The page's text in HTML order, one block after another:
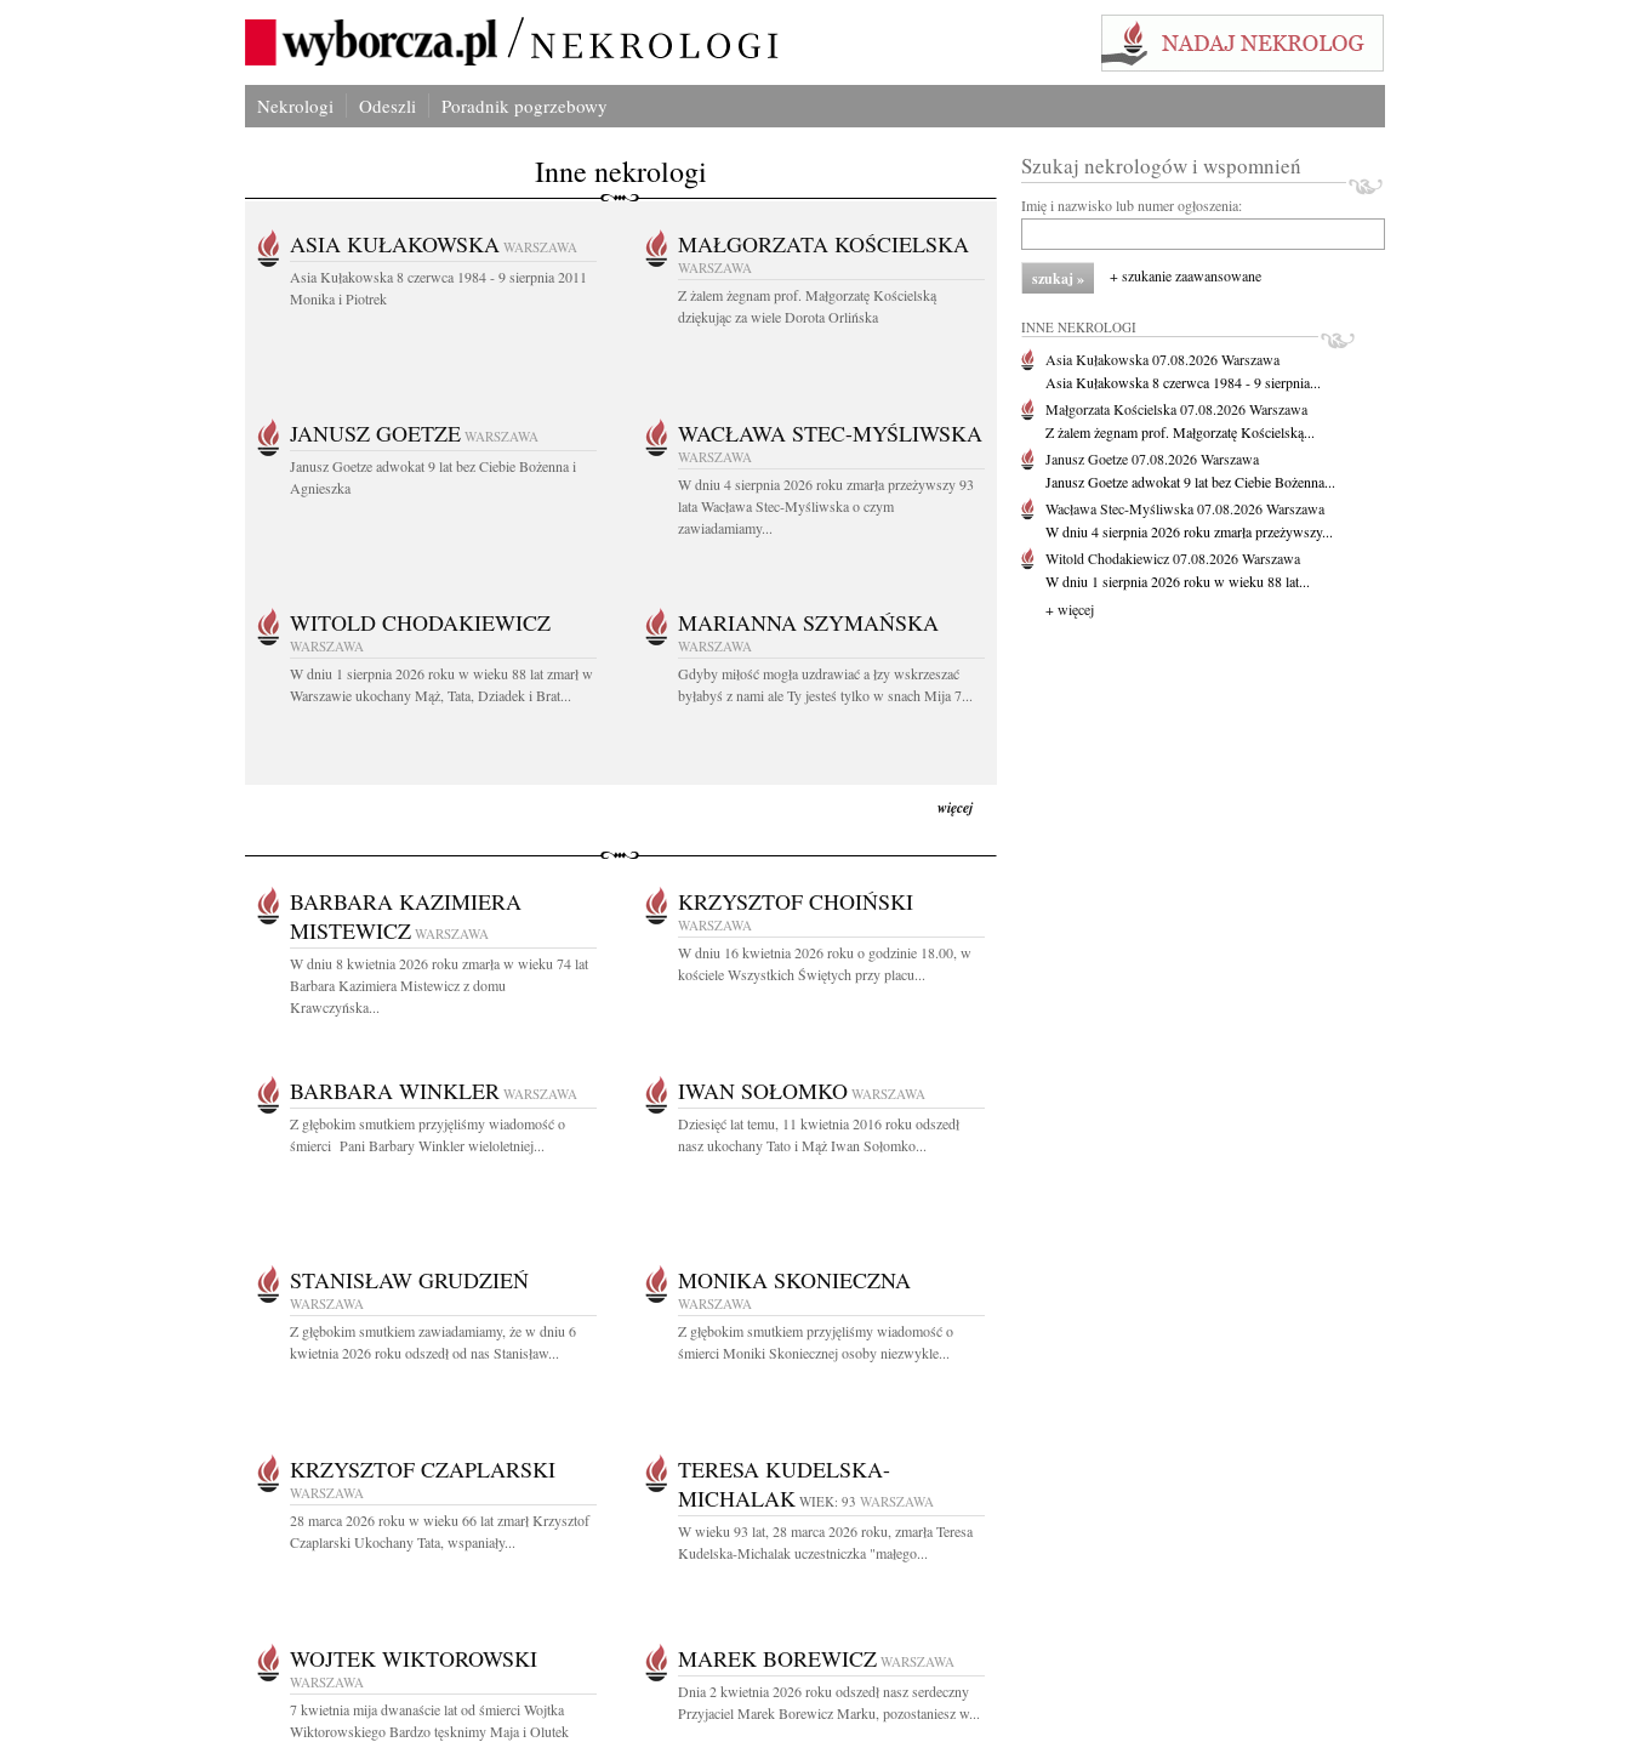
Nekrologi Odeszli Poradnik pogrzebowy
Inne nekrologi
ASIA KUŁAKOWSKA WARSZAWA
Asia Kułakowska 8 czerwca 1984 - 9 sierpnia 2011
Monika i Piotrek
MAŁGORZATA KOŚCIELSKA
WARSZAWA
Z żalem żegnam prof. Małgorzatę Kościelską
dziękując za wiele Dorota Orlińska
JANUSZ GOETZE WARSZAWA
Janusz Goetze adwokat 9 lat bez Ciebie Bożenna i
Agnieszka
WACŁAWA STEC-MYŚLIWSKA
WARSZAWA
W dniu 4 sierpnia 2026 roku zmarła przeżywszy 93
lata Wacława Stec-Myśliwska o czym
zawiadamiamy...
WITOLD CHODAKIEWICZ
WARSZAWA
W dniu 1 sierpnia 2026 roku w wieku 88 lat zmarł w
Warszawie ukochany Mąż, Tata, Dziadek i Brat...
MARIANNA SZYMAŃSKA
WARSZAWA
Gdyby miłość mogła uzdrawiać a łzy wskrzeszać
byłabyś z nami ale Ty jesteś tylko w snach Mija 7...
więcej
BARBARA KAZIMIERA
MISTEWICZ WARSZAWA
W dniu 8 kwietnia 2026 roku zmarła w wieku 74 lat
Barbara Kazimiera Mistewicz z domu
Krawczyńska...
KRZYSZTOF CHOIŃSKI
WARSZAWA
W dniu 16 kwietnia 2026 roku o godzinie 18.00, w
kościele Wszystkich Świętych przy placu...
BARBARA WINKLER WARSZAWA
Z głębokim smutkiem przyjęliśmy wiadomość o
śmierci Pani Barbary Winkler wieloletniej...
IWAN SOŁOMKO WARSZAWA
Dziesięć lat temu, 11 kwietnia 2016 roku odszedł
nasz ukochany Tato i Mąż Iwan Sołomko...
STANISŁAW GRUDZIEŃ
WARSZAWA
Z głębokim smutkiem zawiadamiamy, że w dniu 6
kwietnia 2026 roku odszedł od nas Stanisław...
MONIKA SKONIECZNA
WARSZAWA
Z głębokim smutkiem przyjęliśmy wiadomość o
śmierci Moniki Skoniecznej osoby niezwykle...
KRZYSZTOF CZAPLARSKI
WARSZAWA
28 marca 2026 roku w wieku 66 lat zmarł Krzysztof
Czaplarski Ukochany Tata, wspaniały...
TERESA KUDELSKA-
MICHALAK WIEK: 93 WARSZAWA
W wieku 93 lat, 28 marca 2026 roku, zmarła Teresa
Kudelska-Michalak uczestniczka "małego...
WOJTEK WIKTOROWSKI
WARSZAWA
7 kwietnia mija dwanaście lat od śmierci Wojtka
Wiktorowskiego Bardzo tęsknimy Maja i Olutek
MAREK BOREWICZ WARSZAWA
Dnia 2 kwietnia 2026 roku odszedł nasz serdeczny
Przyjaciel Marek Borewicz Marku, pozostaniesz w...
Szukaj nekrologów i wspomnień
Imię i nazwisko lub numer ogłoszenia:
+ szukanie zaawansowane
INNE NEKROLOGI
Asia Kułakowska07.08.2026Warszawa
Asia Kułakowska 8 czerwca 1984 - 9 sierpnia...
Małgorzata Kościelska07.08.2026Warszawa
Z żalem żegnam prof. Małgorzatę Kościelską...
Janusz Goetze07.08.2026Warszawa
Janusz Goetze adwokat 9 lat bez Ciebie Bożenna...
Wacława Stec-Myśliwska07.08.2026Warszawa
W dniu 4 sierpnia 2026 roku zmarła przeżywszy...
Witold Chodakiewicz07.08.2026Warszawa
W dniu 1 sierpnia 2026 roku w wieku 88 lat...
+ więcej